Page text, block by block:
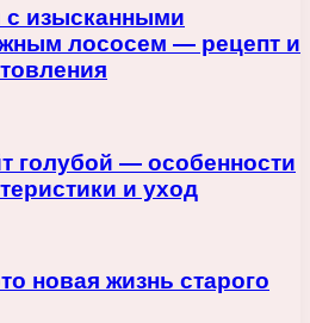
с изысканными
лососем — рецепт и
голубой — особенности
и уход
новая жизнь старого